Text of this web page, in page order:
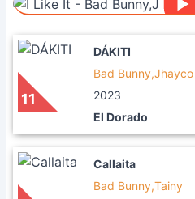
11
DÁKITI
Bad Bunny,Jhayco
2023
El Dorado
Callaita
Bad Bunny,Tainy